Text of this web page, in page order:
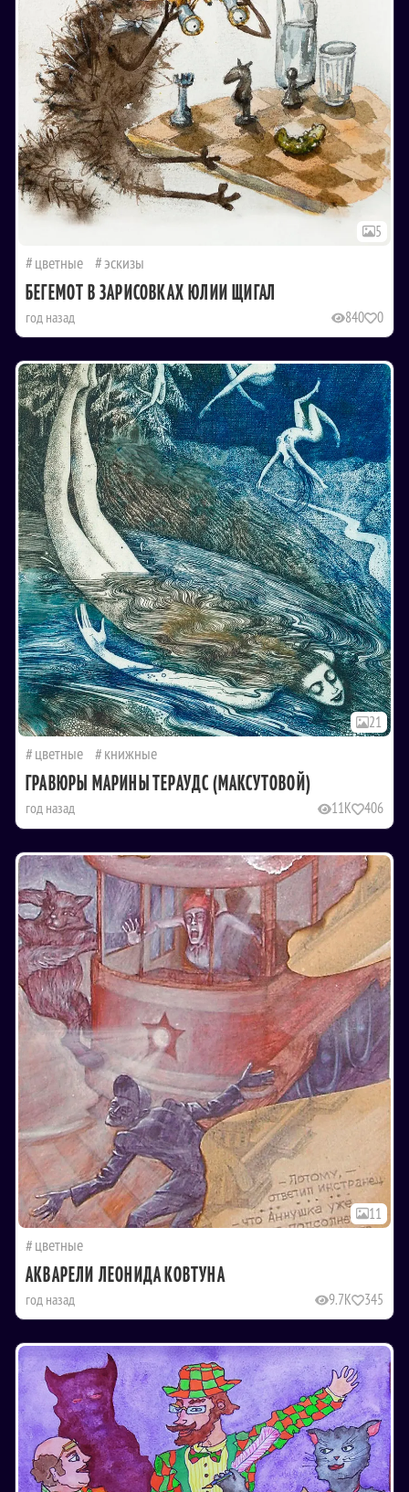
5
цветные эскизы
БЕГЕМОТ В ЗАРИСОВКАХ ЮЛИИ ЩИГАЛ
год назад 840 0
21
цветные книжные
ГРАВЮРЫ МАРИНЫ ТЕРАУДС (МАКСУТОВОЙ)
год назад 11K 406
11
цветные
АКВАРЕЛИ ЛЕОНИДА КОВТУНА
год назад 9.7K 345